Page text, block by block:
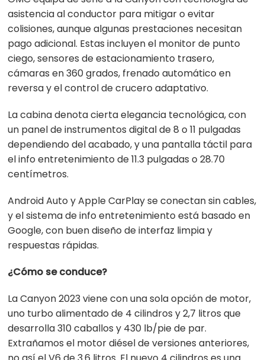
asistencia al conductor para mitigar o evitar
colisiones, aunque algunas prestaciones necesitan
pago adicional. Estas incluyen el monitor de punto
ciego, sensores de estacionamiento trasero,
cámaras en 360 grados, frenado automático en
reversa y el control de crucero adaptativo.
La cabina denota cierta elegancia tecnológica, con
un panel de instrumentos digital de 8 o 11 pulgadas
dependiendo del acabado, y una pantalla táctil para
el info entretenimiento de 11.3 pulgadas o 28.70
centímetros.
Android Auto y Apple CarPlay se conectan sin cables,
y el sistema de info entretenimiento está basado en
Google, con buen diseño de interfaz limpia y
respuestas rápidas.
¿Cómo se conduce?
La Canyon 2023 viene con una sola opción de motor,
uno turbo alimentado de 4 cilindros y 2,7 litros que
desarrolla 310 caballos y 430 lb/pie de par.
Extrañamos el motor diésel de versiones anteriores,